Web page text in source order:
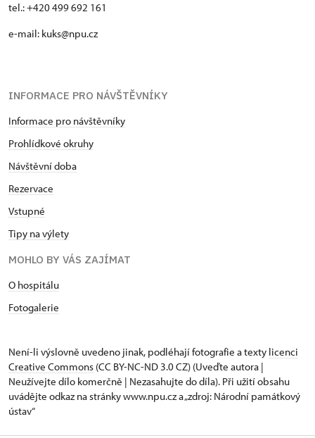
tel.: +420 499 692 161
e-mail: kuks@npu.cz
INFORMACE PRO NÁVŠTĚVNÍKY
Informace pro návštěvníky
Prohlídkové okruhy
Návštěvní doba
Rezervace
Vstupné
Tipy na výlety
MOHLO BY VÁS ZAJÍMAT
O hospitálu
Fotogalerie
Není-li výslovně uvedeno jinak, podléhají fotografie a texty licenci
Creative Commons (CC BY-NC-ND 3.0 CZ) (Uveďte autora |
Neužívejte dílo komerčně | Nezasahujte do díla). Při užití obsahu
uvádějte odkaz na stránky www.npu.cz a „zdroj: Národní památkový
ústav“